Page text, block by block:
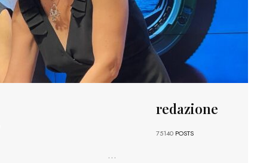
redazione
75140 POSTS
...